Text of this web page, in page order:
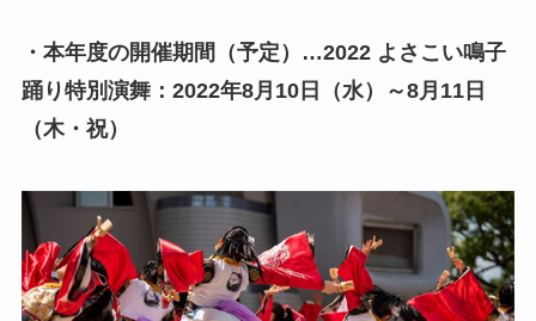
・本年度の開催期間（予定）…2022 よさこい鳴子
踊り特別演舞：2022年8月10日（水）～8月11日
（木・祝）